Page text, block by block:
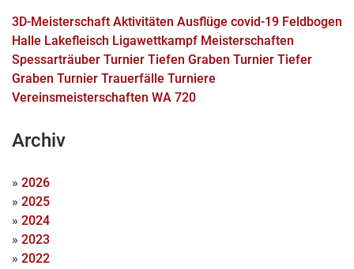
3D-Meisterschaft Aktivitäten Ausflüge covid-19 Feldbogen
Halle Lakefleisch Ligawettkampf Meisterschaften
Spessarträuber Turnier Tiefen Graben Turnier Tiefer
Graben Turnier Trauerfälle Turniere
Vereinsmeisterschaften WA 720
Archiv
» 2026
» 2025
» 2024
» 2023
» 2022